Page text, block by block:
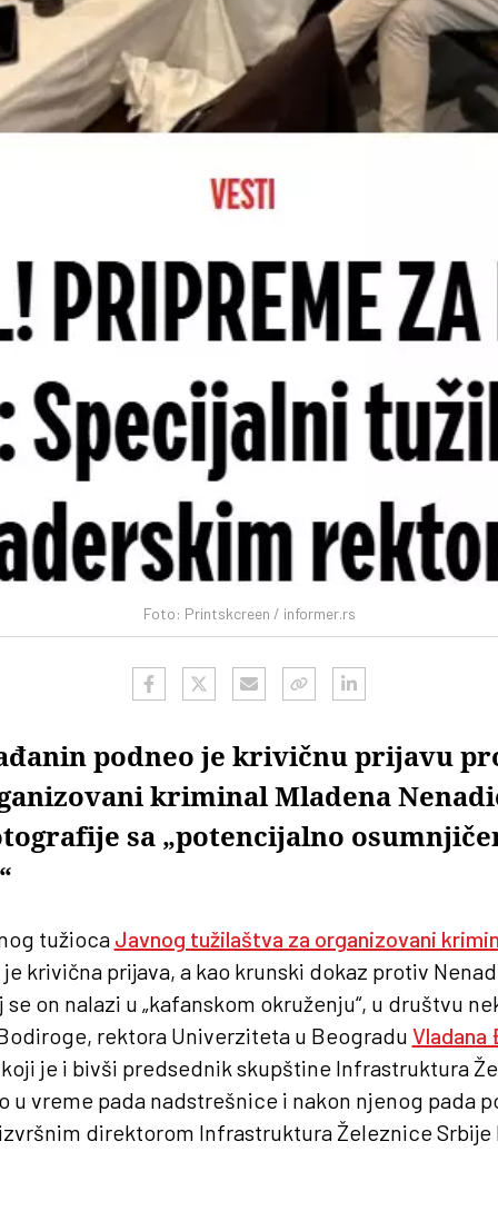
Foto: Printskcreen / informer.rs
podneo je krivičnu prijavu
kriminal Mladena
sa „potencijalno
tužioca Javnog tužilaštva za organizovani
krivična prijava, a kao krunski dokaz protiv
on nalazi u „kafanskom okruženju“, u društvu
rektora Univerziteta u Beogradu Vladana
je i bivši predsednik skupštine Infrastruktura
u vreme pada nadstrešnice i nakon njenog pada
direktorom Infrastruktura Železnice Srbije